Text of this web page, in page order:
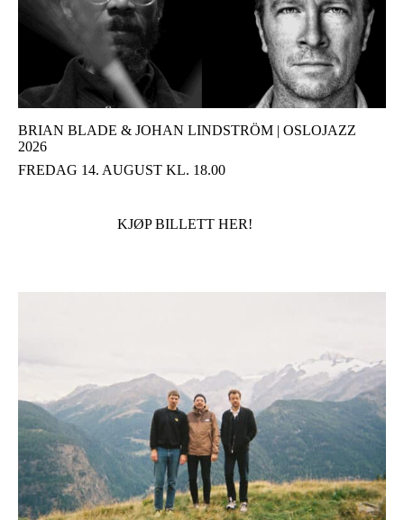
BRIAN BLADE & JOHAN LINDSTRÖM | OSLOJAZZ
2026
FREDAG 14. AUGUST KL. 18.00
KJØP BILLETT HER!